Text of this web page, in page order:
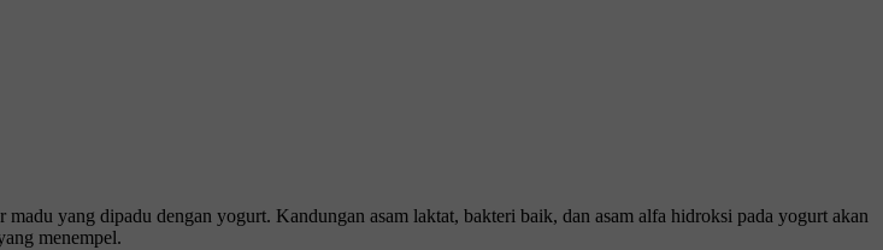
yang dipadu dengan yogurt. Kandungan asam laktat, bakteri baik, dan asam alfa hidroksi pada yogurt akan
menempel.